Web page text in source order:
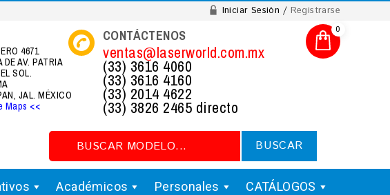
Iniciar Sesión Registrarse
0
4671
DE AV. PATRIA
SOL.
JAL. MÉXICO
Maps <<
CONTÁCTENOS
ventas@laserworld.com.mx
(33) 3616 4060
(33) 3616 4160
(33) 2014 4622
(33) 3826 2465 directo
BUSCAR
Académicos Personales CATÁLOGOS